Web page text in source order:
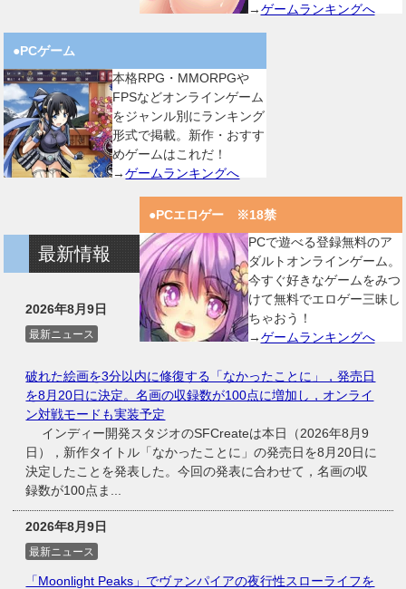
→ゲームランキングへ
●PCゲーム
本格RPG・MMORPGや
FPSなどオンラインゲーム
をジャンル別にランキング
形式で掲載。新作・おすす
めゲームはこれだ！
→ゲームランキングへ
●PCエロゲー ※18禁
PCで遊べる登録無料のア
ダルトオンラインゲーム。
今すぐ好きなゲームをみつ
けて無料でエロゲー三昧し
ちゃおう！
→ゲームランキングへ
最新情報
2026年8月9日
最新ニュース
破れた絵画を3分以内に修復する「なかったことに」，発売日
を8月20日に決定。名画の収録数が100点に増加し，オンライ
ン対戦モードも実装予定
インディー開発スタジオのSFCreateは本日（2026年8月9
日），新作タイトル「なかったことに」の発売日を8月20日に
決定したことを発表した。今回の発表に合わせて，名画の収
録数が100点ま...
2026年8月9日
最新ニュース
「Moonlight Peaks」でヴァンパイアの夜行性スローライフを